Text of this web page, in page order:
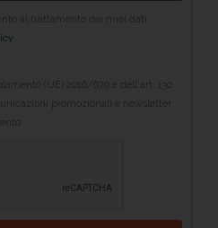
(UE) 2016/679 e dell'art. 130
promozionali e newsletter